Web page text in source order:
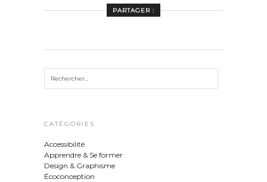
PARTAGER :
CATÉGORIES
Accessibilité
Apprendre & Se former
Design & Graphisme
Écoconception